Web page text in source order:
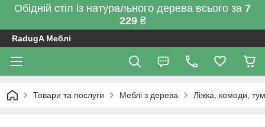
Обідній стіл із натурального дерева всього за 7
229₴
RadugA Меблі
Товари та послуги Меблі з дерева Ліжка, комоди,